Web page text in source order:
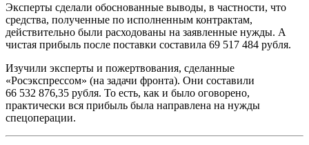
Эксперты сделали обоснованные выводы, в частности, что
средства, полученные по исполненным контрактам,
действительно были расходованы на заявленные нужды. А
чистая прибыль после поставки составила 69 517 484 рубля.
Изучили эксперты и пожертвования, сделанные
«Росэкспрессом» (на задачи фронта). Они составили
66 532 876,35 рубля. То есть, как и было оговорено,
практически вся прибыль была направлена на нужды
спецоперации.